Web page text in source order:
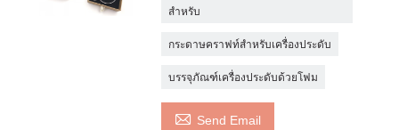
สำหรับ
กระดาษคราฟท์สำหรับเครื่องประดับ
บรรจุภัณฑ์เครื่องประดับด้วยโฟม
 Send Email